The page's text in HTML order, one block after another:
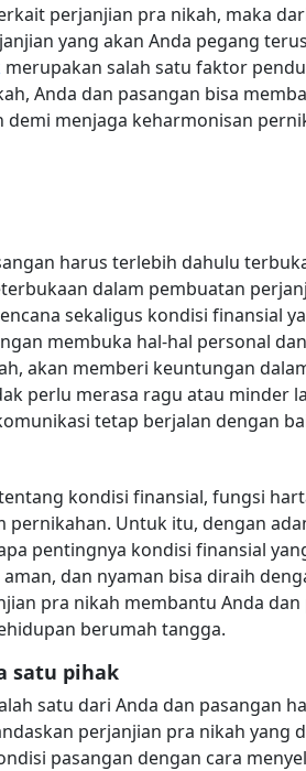
perjanjian pra nikah, maka
yang akan Anda pegang
merupakan salah satu faktor
Anda dan pasangan bisa
menjaga keharmonisan
harus terlebih dahulu
dalam pembuatan
sekaligus kondisi finansial
membuka hal-hal personal
akan memberi keuntungan
perlu merasa ragu atau minder
tetap berjalan dengan
kondisi finansial, fungsi
Untuk itu, dengan
pentingnya kondisi finansial
dan nyaman bisa diraih
pra nikah membantu Anda
berumah tangga.
satu pihak
satu dari Anda dan pasangan
perjanjian pra nikah yang
pasangan dengan cara